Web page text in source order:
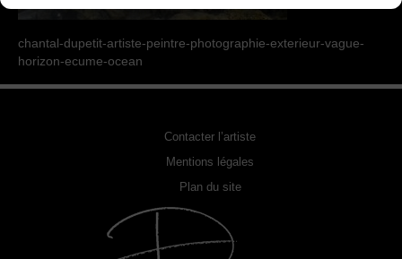
ACQUÉRIR UNE OEUVRE
EXPOSITIONS
PHOTOS DE L’ARTISTE
chantal-dupetit-artiste-peintre-photographie-exterieur-vague-
horizon-ecume-ocean
Contacter l’artiste
Mentions légales
Plan du site